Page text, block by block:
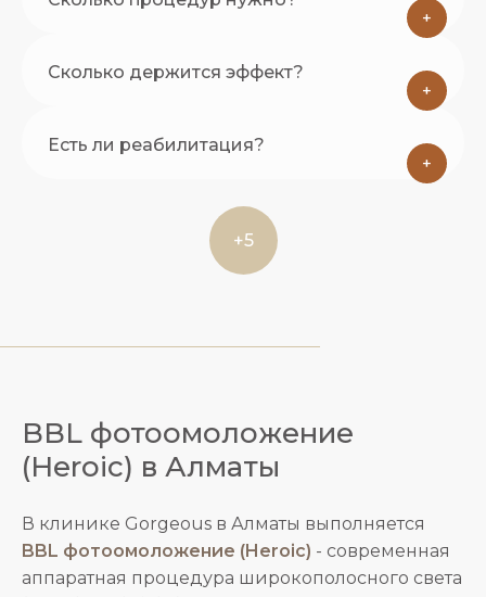
+
Сколько держится эффект?
+
Есть ли реабилитация?
+
+5
BBL фотоомоложение
(Heroic) в Алматы
В клинике Gorgeous в Алматы выполняется
BBL фотоомоложение (Heroic) - современная
аппаратная процедура широкополосного света